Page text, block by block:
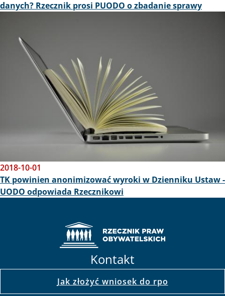
danych? Rzecznik prosi PUODO o zbadanie sprawy
2018-10-01
TK powinien anonimizować wyroki w Dzienniku Ustaw -
UODO odpowiada Rzecznikowi
Kontakt
Jak złożyć wniosek do rpo